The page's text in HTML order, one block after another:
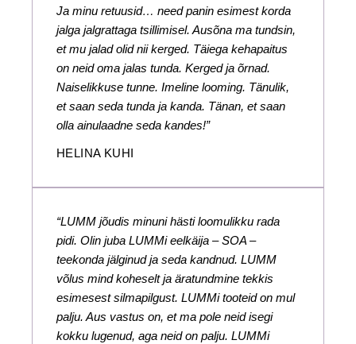
Ja minu retuusid… need panin esimest korda
jalga jalgrattaga tsillimisel. Ausõna ma tundsin,
et mu jalad olid nii kerged. Täiega kehapaitus
on neid oma jalas tunda. Kerged ja õrnad.
Naiselikkuse tunne. Imeline looming. Tänulik,
et saan seda tunda ja kanda. Tänan, et saan
olla ainulaadne seda kandes!”
HELINA KUHI
“LUMM jõudis minuni hästi loomulikku rada
pidi. Olin juba LUMMi eelkäija – SOA –
teekonda jälginud ja seda kandnud. LUMM
võlus mind koheselt ja äratundmine tekkis
esimesest silmapilgust. LUMMi tooteid on mul
palju. Aus vastus on, et ma pole neid isegi
kokku lugenud, aga neid on palju. LUMMi